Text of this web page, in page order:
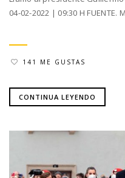
04-02-2022 | 09:30 H
141 ME GUSTAS
CONTINUA LEYENDO